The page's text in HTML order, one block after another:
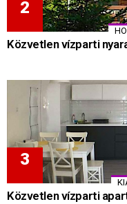
Közvetlen vízparti
Közvetlen vízparti